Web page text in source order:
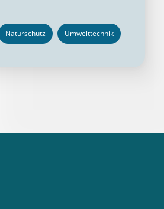
Naturschutz Umwelttechnik